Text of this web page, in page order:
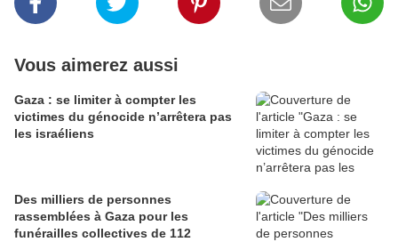
Vous aimerez aussi
Gaza : se limiter à compter les
victimes du génocide n’arrêtera pas
les israéliens
Des milliers de personnes
rassemblées à Gaza pour les
funérailles collectives de 112